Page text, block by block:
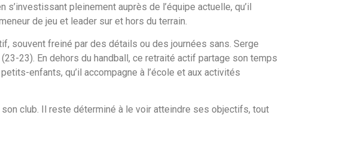
pleinement auprès de l’équipe actuelle, qu’il
de jeu et leader sur et hors du terrain.
souvent freiné par des détails ou des journées sans. Serge
23). En dehors du handball, ce retraité actif partage son temps
enfants, qu’il accompagne à l’école et aux activités
club. Il reste déterminé à le voir atteindre ses objectifs, tout